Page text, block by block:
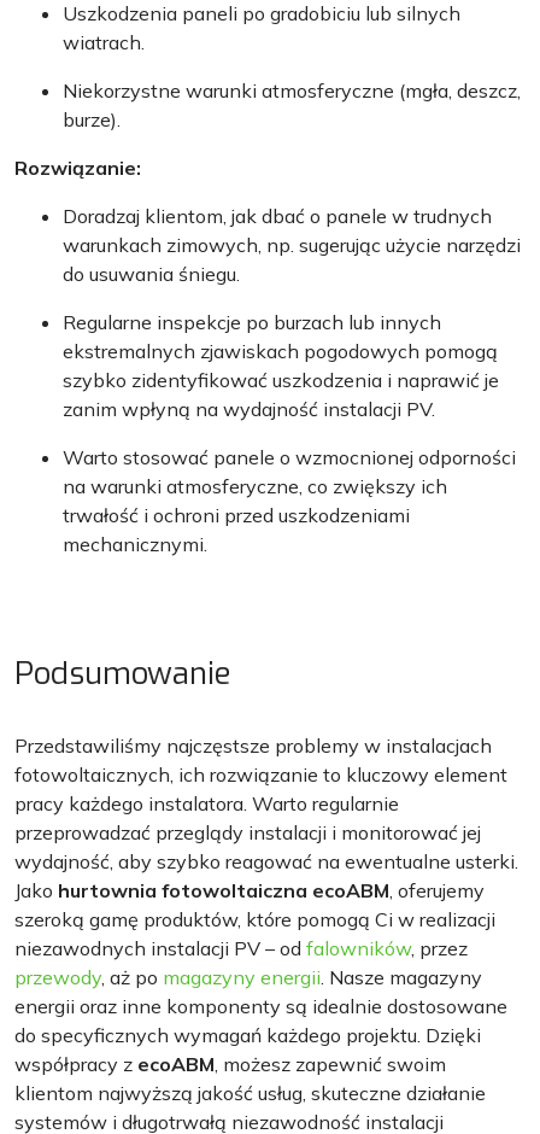
Uszkodzenia paneli po gradobiciu lub silnych
wiatrach.
Niekorzystne warunki atmosferyczne (mgła, deszcz,
burze).
Rozwiązanie:
Doradzaj klientom, jak dbać o panele w trudnych
warunkach zimowych, np. sugerując użycie narzędzi
do usuwania śniegu.
Regularne inspekcje po burzach lub innych
ekstremalnych zjawiskach pogodowych pomogą
szybko zidentyfikować uszkodzenia i naprawić je
zanim wpłyną na wydajność instalacji PV.
Warto stosować panele o wzmocnionej odporności
na warunki atmosferyczne, co zwiększy ich
trwałość i ochroni przed uszkodzeniami
mechanicznymi.
Podsumowanie
Przedstawiliśmy najczęstsze problemy w instalacjach
fotowoltaicznych, ich rozwiązanie to kluczowy element
pracy każdego instalatora. Warto regularnie
przeprowadzać przeglądy instalacji i monitorować jej
wydajność, aby szybko reagować na ewentualne usterki.
Jako hurtownia fotowoltaiczna ecoABM, oferujemy
szeroką gamę produktów, które pomogą Ci w realizacji
niezawodnych instalacji PV – od falowników, przez
przewody, aż po magazyny energii. Nasze magazyny
energii oraz inne komponenty są idealnie dostosowane
do specyficznych wymagań każdego projektu. Dzięki
współpracy z ecoABM, możesz zapewnić swoim
klientom najwyższą jakość usług, skuteczne działanie
systemów i długotrwałą niezawodność instalacji